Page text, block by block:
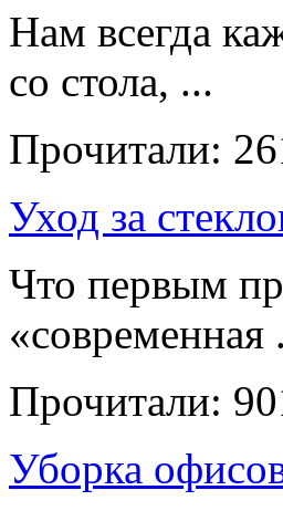
Нам всегда
со стола, ...
Прочитали:
Уход за
Что первым
«современная
Прочитали:
Уборка